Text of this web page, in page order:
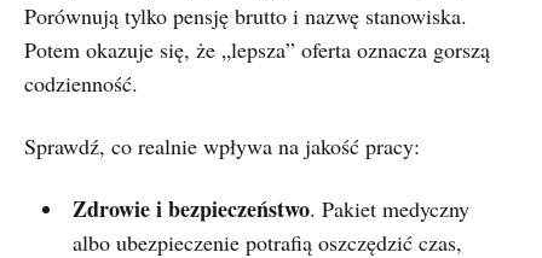
Porównują tylko pensję brutto i nazwę stanowiska.
Potem okazuje się, że „lepsza” oferta oznacza gorszą
codzienność.
Sprawdź, co realnie wpływa na jakość pracy:
Zdrowie i bezpieczeństwo. Pakiet medyczny
albo ubezpieczenie potrafią oszczędzić czas,